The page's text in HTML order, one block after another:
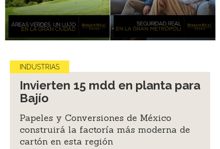
INDUSTRIAS
Invierten 15 mdd en planta para
Bajío
Papeles y Conversiones de México
construirá la factoría más moderna de
cartón en esta región